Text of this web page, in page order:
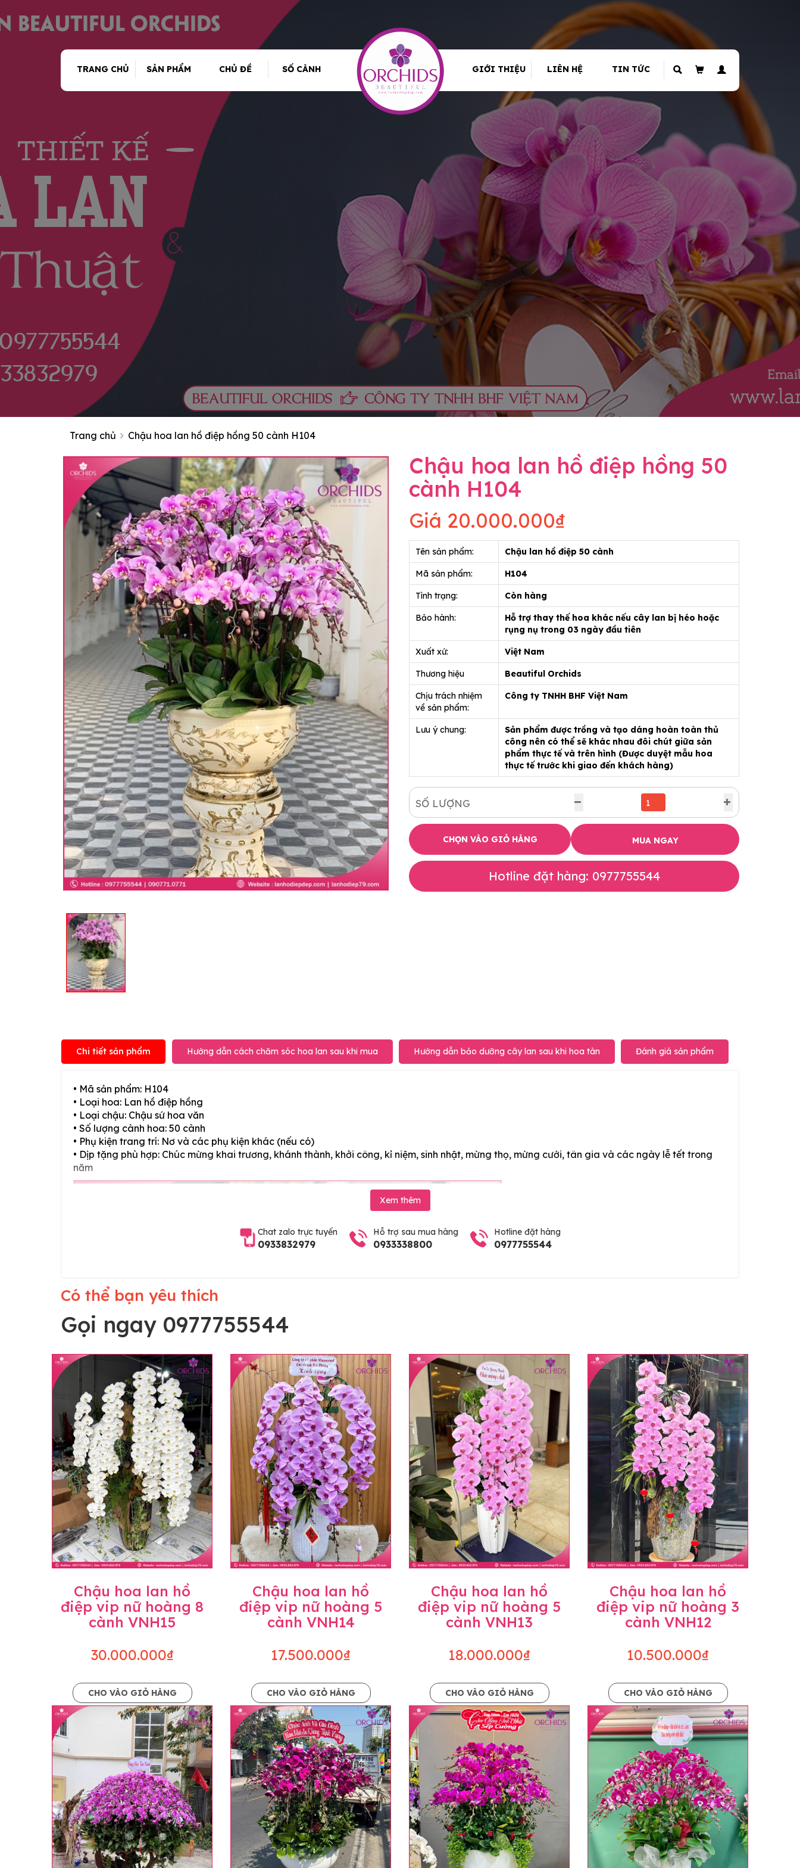
TRANG CHỦ SẢN PHẨM CHỦ ĐỀ SỐ CÀNH GIỚI THIỆU LIÊN HỆ TIN TỨC
Trang chủ Chậu hoa lan hồ điệp hồng 50 cành H104
Chậu hoa lan hồ điệp hồng 50
cành H104
Giá 20.000.000₫
Tên sản phẩm: Chậu lan hồ điệp 50 cành
Mã sản phẩm: H104
Tình trạng: Còn hàng
Bảo hành:
Hỗ trợ thay thế hoa khác nếu cây lan bị héo hoặc
rụng nụ trong 03 ngày đầu tiên
Xuất xứ: Việt Nam
Thương hiệu Beautiful Orchids
Chịu trách nhiệm
về sản phẩm:
Công ty TNHH BHF Việt Nam
Lưu ý chung:
Sản phẩm được trồng và tạo dáng hoàn toàn thủ
công nên có thể sẽ khác nhau đôi chút giữa sản
phẩm thực tế và trên hình (Được duyệt mẫu hoa
thực tế trước khi giao đến khách hàng)
SỐ LƯỢNG
CHỌN VÀO GIỎ HÀNG MUA NGAY
Hotline đặt hàng: 0977755544
Chi tiết sản phẩm Hướng dẫn cách chăm sóc hoa lan sau khi mua Hướng dẫn bảo dưỡng cây lan sau khi hoa tàn Đánh giá sản phẩm
• Mã sản phẩm: H104
• Loại hoa: Lan hồ điệp hồng
• Loại chậu: Chậu sứ hoa văn
• Số lượng cành hoa: 50 cành
• Phụ kiện trang trí: Nơ và các phụ kiện khác (nếu có)
• Dịp tặng phù hợp: Chúc mừng khai trương, khánh thành, khởi công, kỉ niệm, sinh nhật, mừng thọ, mừng cưới, tân gia và các ngày lễ tết trong
năm
Lưu ý trước khi đặt hàng
• Về cây hoa: Một chậu hoa lan hồ điệp đẹp và hoàn chỉnh sẽ được phối ghép từ nhiều cây hoa và tạo dáng hoàn toàn thủ công nên có thể sẽ
khác nhau đôi chút giữa sản phẩm thực tế và trên hình. Cây hoa lan còn phụ thuộc theo mùa và điều kiện khách quan, tùy vào thời điểm hoa nở
nhiều, nở ít khi shop có sẵn nên sẽ thay đổi về độ dầy hoa, thưa hoa và cách trang trí.
• Về kiểu dáng & phụ kiện: Beautiful Orchids cam kết sản phẩm được thực hiện dựa trên mẫu đã chọn với mức độ giống mẫu khoảng 80-90%,
nếu có thay đổi về màu sắc hoa và kiểu chậu cũng như phụ kiện trang trí chúng tôi sẽ chủ động liên lạc với khách hàng để thông báo và tư vấn
loại hoa và phụ kiện thay thế, vẫn giữ nguyên mức giá không thay đổi. Trường hợp không đủ thời gian hoặc không liên lạc được với người
Xem thêm
Chat zalo trực tuyến
0933832979
Hỗ trợ sau mua hàng
0933338800
Hotline đặt hàng
0977755544
Có thể bạn yêu thích
Gọi ngay 0977755544
Chậu hoa lan hồ
điệp vip nữ hoàng 8
cành VNH15
30.000.000₫
CHO VÀO GIỎ HÀNG
Chậu hoa lan hồ
điệp vip nữ hoàng 5
cành VNH14
17.500.000₫
CHO VÀO GIỎ HÀNG
Chậu hoa lan hồ
điệp vip nữ hoàng 5
cành VNH13
18.000.000₫
CHO VÀO GIỎ HÀNG
Chậu hoa lan hồ
điệp vip nữ hoàng 3
cành VNH12
10.500.000₫
CHO VÀO GIỎ HÀNG